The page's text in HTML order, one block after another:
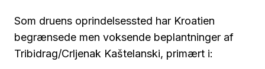
Som druens oprindelsessted har Kroatien
begrænsede men voksende beplantninger af
Tribidrag/Crljenak Kaštelanski, primært i: